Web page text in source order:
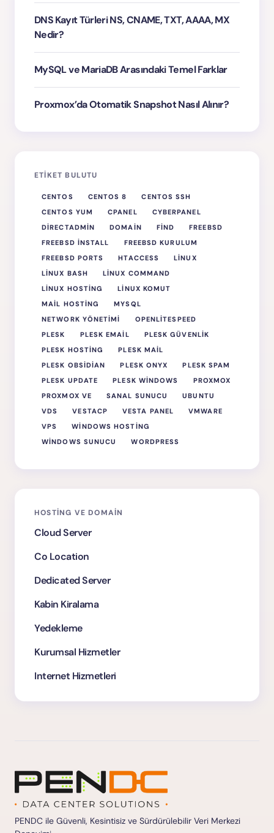
DNS Kayıt Türleri NS, CNAME, TXT, AAAA, MX
Nedir?
MySQL ve MariaDB Arasındaki Temel Farklar
Proxmox’da Otomatik Snapshot Nasıl Alınır?
ETIKET BULUTU
CENTOS CENTOS 8
CENTOS SSH
CENTOS YUM
CPANEL
CYBERPANEL
DIRECTADMIN
DOMAIN FIND
FREEBSD
FREEBSD INSTALL
FREEBSD KURULUM
FREEBSD PORTS
HTACCESS
LINUX
LINUX BASH
LINUX COMMAND
LINUX HOSTING
LINUX KOMUT
MAIL HOSTING
MYSQL
NETWORK YÖNETIMI
OPENLITESPEED
PLESK
PLESK EMAIL
PLESK GÜVENLIK
PLESK HOSTING
PLESK MAIL
PLESK OBSIDIAN
PLESK ONYX
PLESK SPAM
PLESK UPDATE
PLESK WINDOWS
PROXMOX
PROXMOX VE
SANAL SUNUCU
UBUNTU
VDS
VESTACP VESTA PANEL
VMWARE
VPS
WINDOWS HOSTING
WINDOWS SUNUCU
WORDPRESS
HOSTING VE DOMAIN
Cloud Server
Co Location
Dedicated Server
Kabin Kiralama
Yedekleme
Kurumsal Hizmetler
Internet Hizmetleri
PENDC ile Güvenli, Kesintisiz ve Sürdürülebilir Veri Merkezi